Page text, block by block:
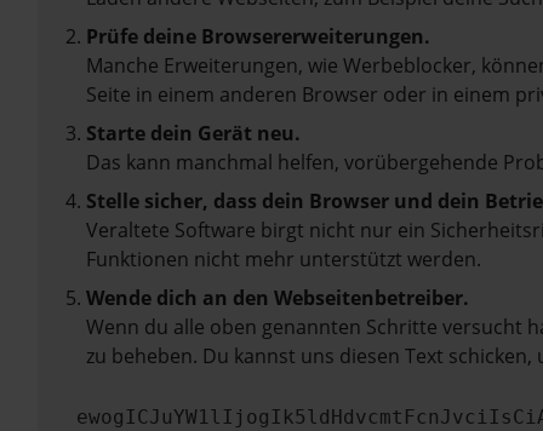
Prüfe deine Browsererweiterungen.
Manche Erweiterungen, wie Werbeblocker,
Seite in einem anderen Browser oder in einem
Starte dein Gerät neu.
Das kann manchmal helfen, vorübergehende
Stelle sicher, dass dein Browser und dein
Veraltete Software birgt nicht nur ein
Funktionen nicht mehr unterstützt werden.
Wende dich an den Webseitenbetreiber.
Wenn du alle oben genannten Schritte versucht
zu beheben. Du kannst uns diesen Text